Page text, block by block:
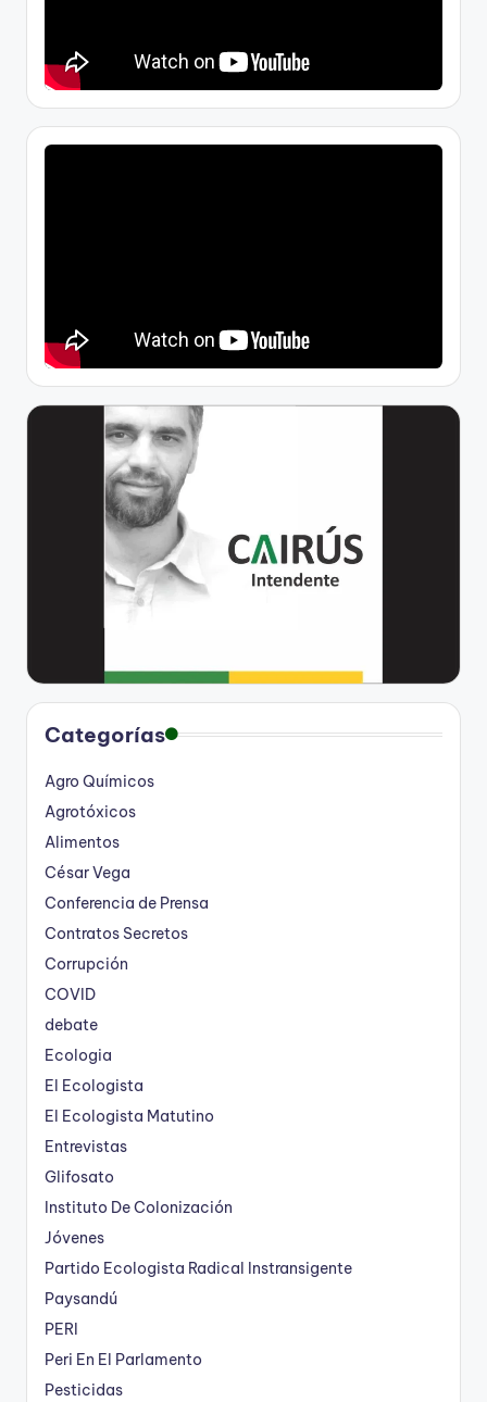
Categorías
Agro Químicos
Agrotóxicos
Alimentos
César Vega
Conferencia de Prensa
Contratos Secretos
Corrupción
COVID
debate
Ecologia
El Ecologista
El Ecologista Matutino
Entrevistas
Glifosato
Instituto De Colonización
Jóvenes
Partido Ecologista Radical Instransigente
Paysandú
PERI
Peri En El Parlamento
Pesticidas